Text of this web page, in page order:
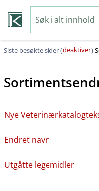
Siste besøkte sider (deaktiver)
Nye
Endret navn
Utgåtte legemidler